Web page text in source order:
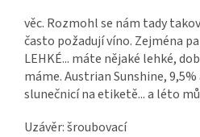
věc. Rozmohl se nám tady
často požadují víno. Zejména
LEHKÉ... máte nějaké lehké,
máme. Austrian Sunshine,
slunečnicí na etiketě... a léto
Uzávěr: šroubovací